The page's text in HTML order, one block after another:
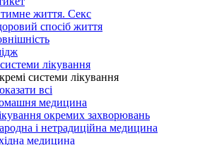
життя. Секс
спосіб життя
лікування
системи лікування
всі
медицина
окремих захворювань
і нетрадиційна медицина
медицина